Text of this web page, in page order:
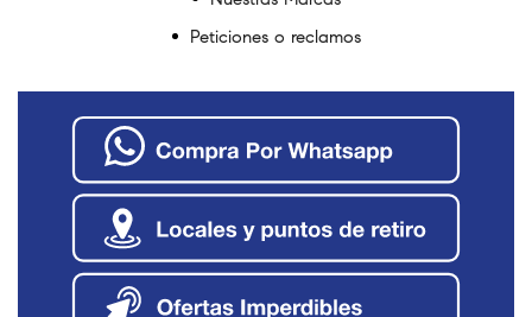
Peticiones o reclamos